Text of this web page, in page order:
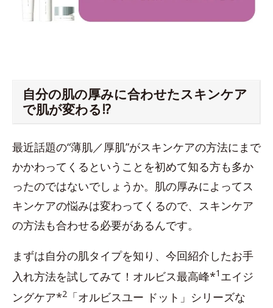
自分の肌の厚みに合わせたスキンケア
で肌が変わる!?
最近話題の“薄肌／厚肌”がスキンケアの方法にまで
かかわってくるということを初めて知る方も多か
ったのではないでしょうか。肌の厚みによってス
キンケアの悩みは変わってくるので、スキンケア
の方法も合わせる必要があるんです。
まずは自分の肌タイプを知り、今回紹介したお手
入れ方法を試してみて！オルビス最高峰*1 エイジ
ングケア*2 「オルビスユー ドット」シリーズな